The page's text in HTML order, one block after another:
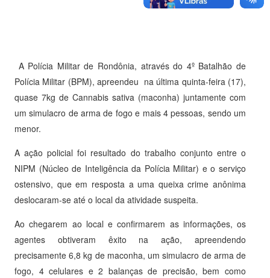
A Polícia Militar de Rondônia, através do 4º Batalhão de
Polícia Militar (BPM), apreendeu na última quinta-feira (17),
quase 7kg de Cannabis sativa (maconha) juntamente com
um simulacro de arma de fogo e mais 4 pessoas, sendo um
menor.
A ação policial foi resultado do trabalho conjunto entre o
NIPM (Núcleo de Inteligência da Polícia Militar) e o serviço
ostensivo, que em resposta a uma queixa crime anônima
deslocaram-se até o local da atividade suspeita.
Ao chegarem ao local e confirmarem as informações, os
agentes obtiveram êxito na ação, apreendendo
precisamente 6,8 kg de maconha, um simulacro de arma de
fogo, 4 celulares e 2 balanças de precisão, bem como